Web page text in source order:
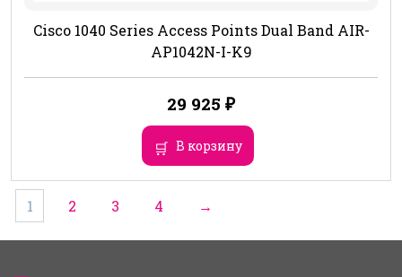
Cisco 1040 Series Access Points Dual Band AIR-
AP1042N-I-K9
29 925 ₽
В корзину
1 2 3 4 →